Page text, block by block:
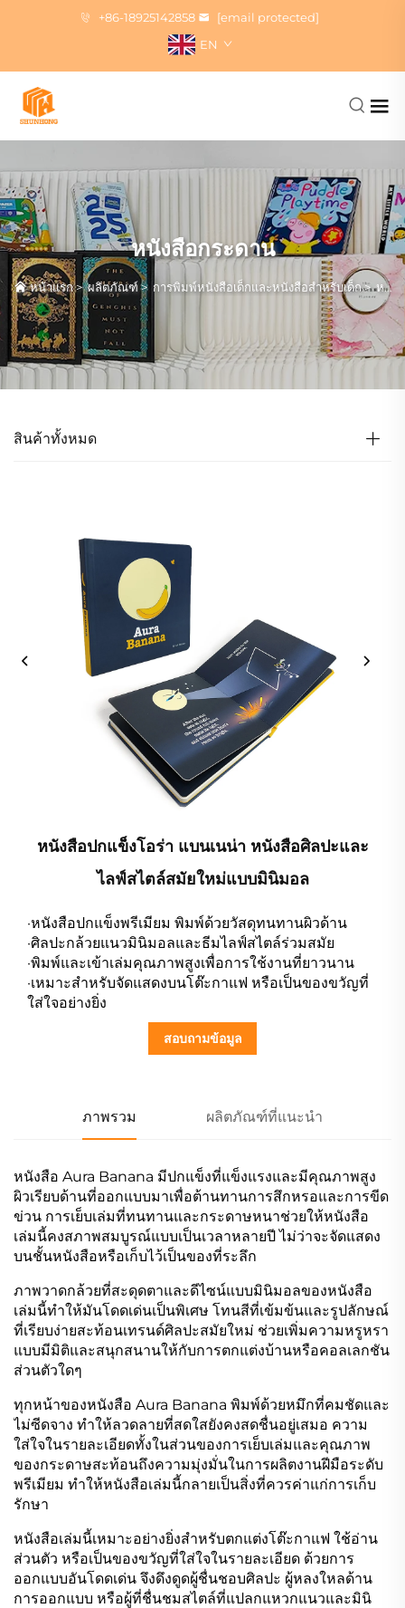
+86-18925142858
[email protected]
EN
หนังสือกระดาน
หน้าแรก>ผลิตภัณฑ์> การพิมพ์หนังสือเด็กและหนังสือสำหรับเด็ก>หนังสือกระดาน
สินค้าทั้งหมด
หนังสือปกแข็งโอร่า แบนเนน่า หนังสือศิลปะและ
ไลฟ์สไตล์สมัยใหม่แบบมินิมอล
·หนังสือปกแข็งพรีเมียม พิมพ์ด้วยวัสดุทนทานผิวด้าน
·ศิลปะกล้วยแนวมินิมอลและธีมไลฟ์สไตล์ร่วมสมัย
·พิมพ์และเข้าเล่มคุณภาพสูงเพื่อการใช้งานที่ยาวนาน
·เหมาะสำหรับจัดแสดงบนโต๊ะกาแฟ หรือเป็นของขวัญที่
ใส่ใจอย่างยิ่ง
สอบถามข้อมูล
ภาพรวม ผลิตภัณฑ์ที่แนะนำ
หนังสือ Aura Banana มีปกแข็งที่แข็งแรงและมีคุณภาพสูง
ผิวเรียบด้านที่ออกแบบมาเพื่อต้านทานการสึกหรอและการขีด
ข่วน การเย็บเล่มที่ทนทานและกระดาษหนาช่วยให้หนังสือ
เล่มนี้คงสภาพสมบูรณ์แบบเป็นเวลาหลายปี ไม่ว่าจะจัดแสดง
บนชั้นหนังสือหรือเก็บไว้เป็นของที่ระลึก
ภาพวาดกล้วยที่สะดุดตาและดีไซน์แบบมินิมอลของหนังสือ
เล่มนี้ทำให้มันโดดเด่นเป็นพิเศษ โทนสีที่เข้มข้นและรูปลักษณ์
ที่เรียบง่ายสะท้อนเทรนด์ศิลปะสมัยใหม่ ช่วยเพิ่มความหรูหรา
แบบมีมิติและสนุกสนานให้กับการตกแต่งบ้านหรือคอลเลกชัน
ส่วนตัวใดๆ
ทุกหน้าของหนังสือ Aura Banana พิมพ์ด้วยหมึกที่คมชัดและ
ไม่ซีดจาง ทำให้ลวดลายที่สดใสยังคงสดชื่นอยู่เสมอ ความ
ใส่ใจในรายละเอียดทั้งในส่วนของการเย็บเล่มและคุณภาพ
ของกระดาษสะท้อนถึงความมุ่งมั่นในการผลิตงานฝีมือระดับ
พรีเมียม ทำให้หนังสือเล่มนี้กลายเป็นสิ่งที่ควรค่าแก่การเก็บ
รักษา
หนังสือเล่มนี้เหมาะอย่างยิ่งสำหรับตกแต่งโต๊ะกาแฟ ใช้อ่าน
ส่วนตัว หรือเป็นของขวัญที่ใส่ใจในรายละเอียด ด้วยการ
ออกแบบอันโดดเด่น จึงดึงดูดผู้ชื่นชอบศิลปะ ผู้หลงใหลด้าน
การออกแบบ หรือผู้ที่ชื่นชมสไตล์ที่แปลกแหวกแนวและมินิ